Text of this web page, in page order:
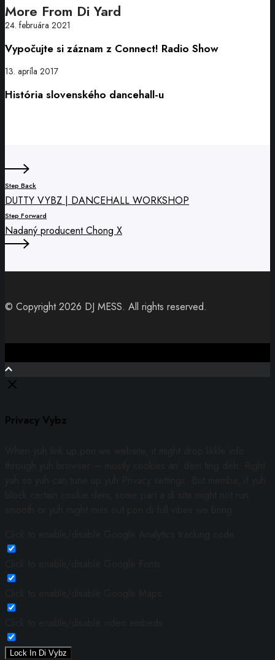
More From Di Yard
Vypočujte
záznam
z
Radio
24. februára 2021
Vypočujte si záznam z Connect! Radio Show
História
slovenského
dancehall-
13. apríla 2017
História slovenského dancehall-u
Step Back
DUTTY VYBZ | DANCEHALL WORKSHOP
Step Forward
Nadaný producent Chong X
© Copyright 2026 DJ MESS. All rights reserved.
Privacy Vybz
Lock In Di Vybz